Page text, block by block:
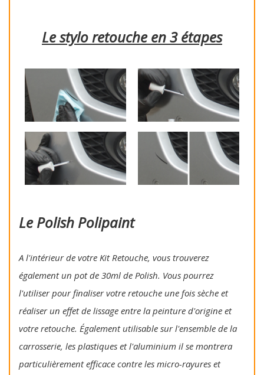
Le stylo retouche en 3 étapes
Le Polish Polipaint
A l'intérieur de votre Kit Retouche, vous trouverez
également un pot de 30ml de Polish. Vous pourrez
l'utiliser pour finaliser votre retouche une fois sèche et
réaliser un effet de lissage entre la peinture d'origine et
votre retouche. Également utilisable sur l'ensemble de la
carrosserie, les plastiques et l'aluminium il se montrera
particulièrement efficace contre les micro-rayures et